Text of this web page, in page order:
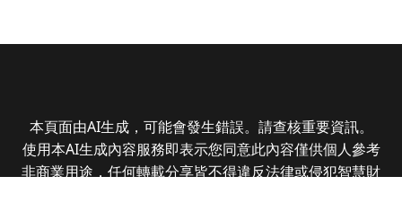
本頁面由AI生成，可能會發生錯誤。請查核重要資訊。
使用本AI生成內容服務即表示您同意此內容僅供個人參考
非商業用途，任何轉載分享皆不得違反法律或侵犯智慧財